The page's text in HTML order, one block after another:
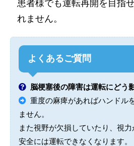
患者様でも運転再開を目指
れません。
よくあるご質問
脳梗塞後の障害は運転にどう
重度の麻痺があればハンドル
ません。
また視野が欠損していたり、視
安全には運転できなくなります。